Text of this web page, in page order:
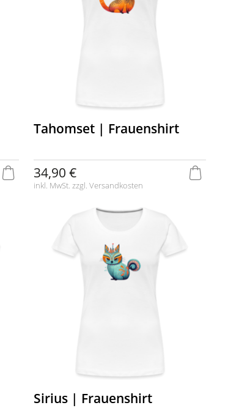
Tahomset | Frauenshirt
34,90 €
inkl. MwSt. zzgl. Versandkosten
Sirius | Frauenshirt